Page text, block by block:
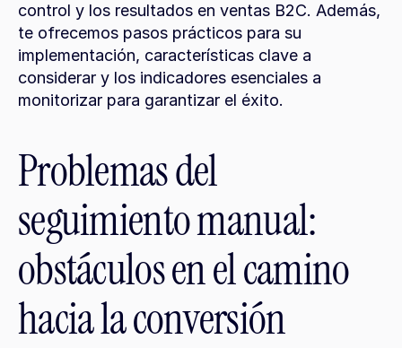
control y los resultados en ventas B2C. Además,
te ofrecemos pasos prácticos para su
implementación, características clave a
considerar y los indicadores esenciales a
monitorizar para garantizar el éxito.
Problemas del
seguimiento manual:
obstáculos en el camino
hacia la conversión